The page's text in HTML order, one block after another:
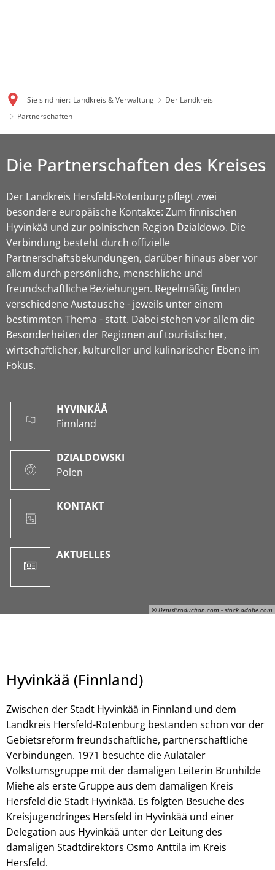
Sie sind hier: Landkreis & Verwaltung
Der Landkreis
Partnerschaften
© DenisProduction.com - stock.adobe.com
© DenisProduction.com - stock.adobe.com
Die Partnerschaften des Kreises
Der Landkreis Hersfeld-Rotenburg pflegt zwei
besondere europäische Kontakte: Zum finnischen
Hyvinkää und zur polnischen Region Dzialdowo. Die
Verbindung besteht durch offizielle
Partnerschaftsbekundungen, darüber hinaus aber vor
allem durch persönliche, menschliche und
freundschaftliche Beziehungen. Regelmäßig finden
verschiedene Austausche - jeweils unter einem
bestimmten Thema - statt. Dabei stehen vor allem die
Besonderheiten der Regionen auf touristischer,
wirtschaftlicher, kultureller und kulinarischer Ebene im
Fokus.
HYVINKÄÄ
Finnland
DZIALDOWSKI
Polen
KONTAKT
AKTUELLES
Hyvinkää (Finnland)
Zwischen der Stadt Hyvinkää in Finnland und dem
Landkreis Hersfeld-Rotenburg bestanden schon vor der
Gebietsreform freundschaftliche, partnerschaftliche
Verbindungen. 1971 besuchte die Aulataler
Volkstumsgruppe mit der damaligen Leiterin Brunhilde
Miehe als erste Gruppe aus dem damaligen Kreis
Hersfeld die Stadt Hyvinkää. Es folgten Besuche des
Kreisjugendringes Hersfeld in Hyvinkää und einer
Delegation aus Hyvinkää unter der Leitung des
damaligen Stadtdirektors Osmo Anttila im Kreis
Hersfeld.